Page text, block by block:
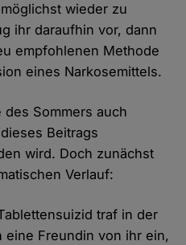
wieder zu
ihr daraufhin vor, dann
empfohlenen Methode
eines Narkosemittels.
Sommers auch
Beitrags
wird. Doch zunächst
Verlauf:
traf in der
Freundin von ihr ein,